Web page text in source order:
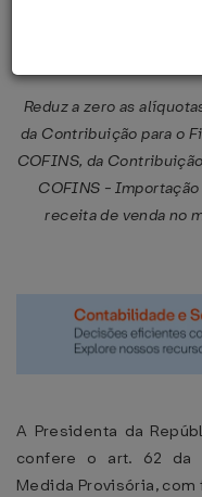
Reduz a zero as
da Contribuição para o
COFINS, da
COFINS -
receita de venda no
A Presidenta da
confere o art. 62 da
Medida Provisória,